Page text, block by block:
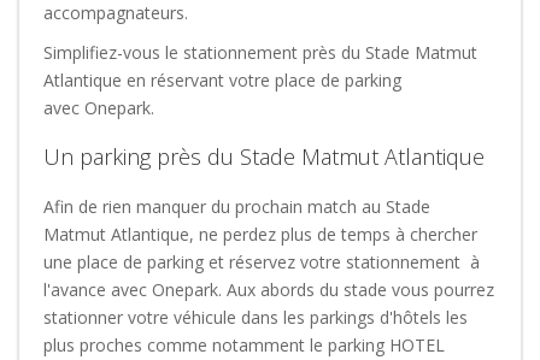
accompagnateurs.
Simplifiez-vous le stationnement près du Stade Matmut
Atlantique en réservant votre place de parking
avec Onepark.
Un parking près du Stade Matmut Atlantique
Afin de rien manquer du prochain match au Stade
Matmut Atlantique, ne perdez plus de temps à chercher
une place de parking et réservez votre stationnement à
l'avance avec Onepark. Aux abords du stade vous pourrez
stationner votre véhicule dans les parkings d'hôtels les
plus proches comme notamment le parking HOTEL